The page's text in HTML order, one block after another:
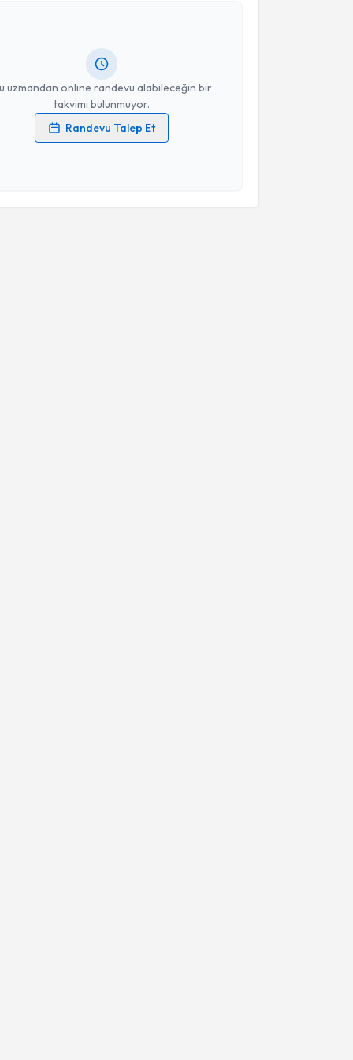
uzmandan online randevu alabileceğin bir
takvimi bulunmuyor.
Randevu Talep Et
İbrahim Ekici
verilerimin işlenmesine ilişkinAydınlatma Metni